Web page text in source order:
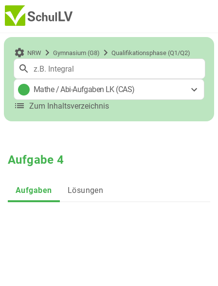
NRW Gymnasium (G8) Qualifikationsphase (Q1/Q2)
Mathe/Abi-Aufgaben LK (CAS)
Zum Inhaltsverzeichnis
Aufgabe 4
Aufgaben Lösungen